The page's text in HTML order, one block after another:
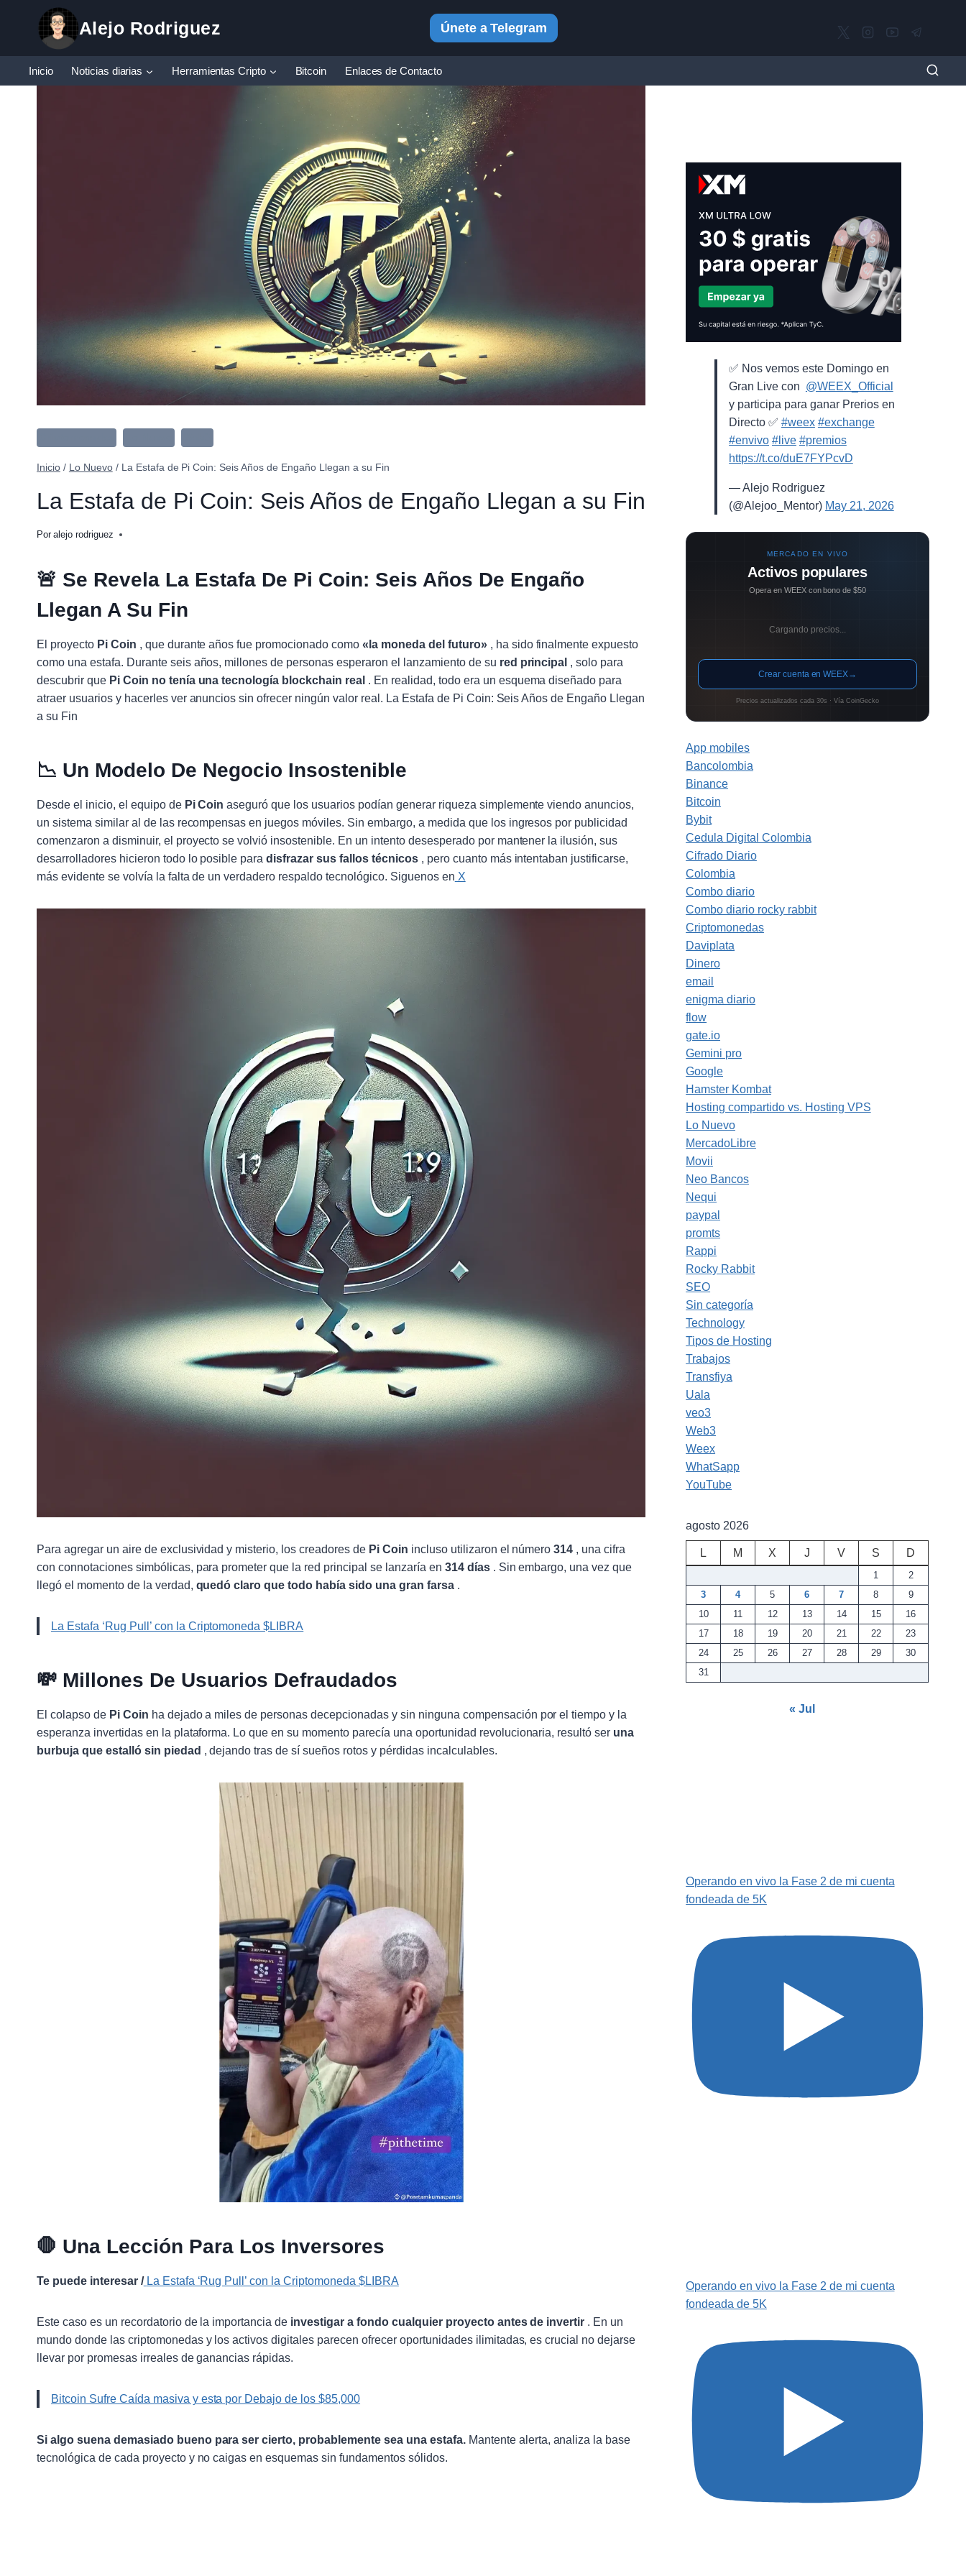
contenido
Alejo Rodriguez Únete a Telegram
Inicio Noticias diarias Herramientas Cripto Bitcoin Enlaces de Contacto
Inicio / Lo Nuevo / La Estafa de Pi Coin: Seis Años de Engaño Llegan a su Fin
La Estafa de Pi Coin: Seis Años de Engaño Llegan a su Fin
Por alejo rodriguez
🚨 Se Revela La Estafa De Pi Coin: Seis Años De Engaño
Llegan A Su Fin
El proyecto Pi Coin , que durante años fue promocionado como«la moneda del futuro», ha sido finalmente expuesto
como una estafa. Durante seis años, millones de personas esperaron el lanzamiento de su red principal , solo para
descubrir que Pi Coin no tenía una tecnología blockchain real . En realidad, todo era un esquema diseñado para
atraer usuarios y hacerles ver anuncios sin ofrecer ningún valor real. La Estafa de Pi Coin: Seis Años de Engaño Llegan
a su Fin
📉 Un Modelo De Negocio Insostenible
Desde el inicio, el equipo de Pi Coin aseguró que los usuarios podían generar riqueza simplemente viendo anuncios,
un sistema similar al de las recompensas en juegos móviles. Sin embargo, a medida que los ingresos por publicidad
comenzaron a disminuir, el proyecto se volvió insostenible. En un intento desesperado por mantener la ilusión, sus
desarrolladores hicieron todo lo posible paradisfrazar sus fallos técnicos, pero cuanto más intentaban justificarse,
más evidente se volvía la falta de un verdadero respaldo tecnológico. Siguenos en X
Para agregar un aire de exclusividad y misterio, los creadores de Pi Coin incluso utilizaron el número314 , una cifra
con connotaciones simbólicas, para prometer que la red principal se lanzaría en 314 días. Sin embargo, una vez que
llegó el momento de la verdad, quedó claro que todo había sido una gran farsa.
La Estafa ‘Rug Pull’ con la Criptomoneda $LIBRA
💸 Millones De Usuarios Defraudados
El colapso de Pi Coin ha dejado a miles de personas decepcionadas y sin ninguna compensación por el tiempo y la
esperanza invertidas en la plataforma. Lo que en su momento parecía una oportunidad revolucionaria, resultó ser una
burbuja que estalló sin piedad , dejando tras de sí sueños rotos y pérdidas incalculables.
🛑 Una Lección Para Los Inversores
Te puede interesar / La Estafa ‘Rug Pull’ con la Criptomoneda $LIBRA
Este caso es un recordatorio de la importancia de investigar a fondo cualquier proyecto antes de invertir . En un
mundo donde las criptomonedas y los activos digitales parecen ofrecer oportunidades ilimitadas, es crucial no dejarse
llevar por promesas irreales de ganancias rápidas.
Bitcoin Sufre Caída masiva y esta por Debajo de los $85,000
Si algo suena demasiado bueno para ser cierto, probablemente sea una estafa.Mantente alerta, analiza la base
tecnológica de cada proyecto y no caigas en esquemas sin fundamentos sólidos.
✅ Nos vemos este Domingo en
Gran Live con ⁨ @WEEX_Official
y participa para ganar Prerios en
Directo ✅ #weex #exchange
#envivo #live #premios
https://t.co/duE7FYPcvD
— Alejo Rodriguez
(@Alejoo_Mentor) May 21, 2026
MERCADO EN VIVO
Activos populares
Opera en WEEX con bono de $50
Cargando precios...
Crear cuenta en WEEX→
Precios actualizados cada 30s · Vía CoinGecko
App mobiles
Bancolombia
Binance
Bitcoin
Bybit
Cedula Digital Colombia
Cifrado Diario
Colombia
Combo diario
Combo diario rocky rabbit
Criptomonedas
Daviplata
Dinero
email
enigma diario
flow
gate.io
Gemini pro
Google
Hamster Kombat
Hosting compartido vs. Hosting VPS
Lo Nuevo
MercadoLibre
Movii
Neo Bancos
Nequi
paypal
promts
Rappi
Rocky Rabbit
SEO
Sin categoría
Technology
Tipos de Hosting
Trabajos
Transfiya
Uala
veo3
Web3
Weex
WhatSapp
YouTube
agosto 2026
L M X J V S D
1
2
3
4 5 6 7 8
9
10
11 12 13 14 15
16
17
18 19 20 21 22
23
24
25 26 27 28 29
30
31
« Jul
Operando en vivo la Fase 2 de mi cuenta
fondeada de 5K
Operando en vivo la Fase 2 de mi cuenta
fondeada de 5K